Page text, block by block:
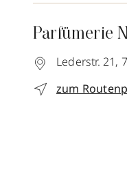
Parfümerie
Lederstr. 21,
zum